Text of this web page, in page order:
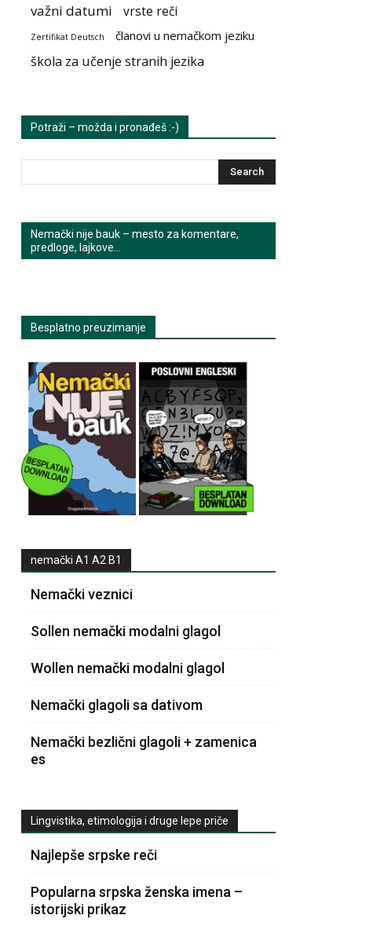
važni datumi vrste reči
Zertifikat Deutsch članovi u nemačkom jeziku
škola za učenje stranih jezika
Potraži – možda i pronađeš :-)
Nemački nije bauk – mesto za komentare,
predloge, lajkove…
Besplatno preuzimanje
nemački A1 A2 B1
Nemački veznici
Sollen nemački modalni glagol
Wollen nemački modalni glagol
Nemački glagoli sa dativom
Nemački bezlični glagoli + zamenica
es
Lingvistika, etimologija i druge lepe priče
Najlepše srpske reči
Popularna srpska ženska imena –
istorijski prikaz